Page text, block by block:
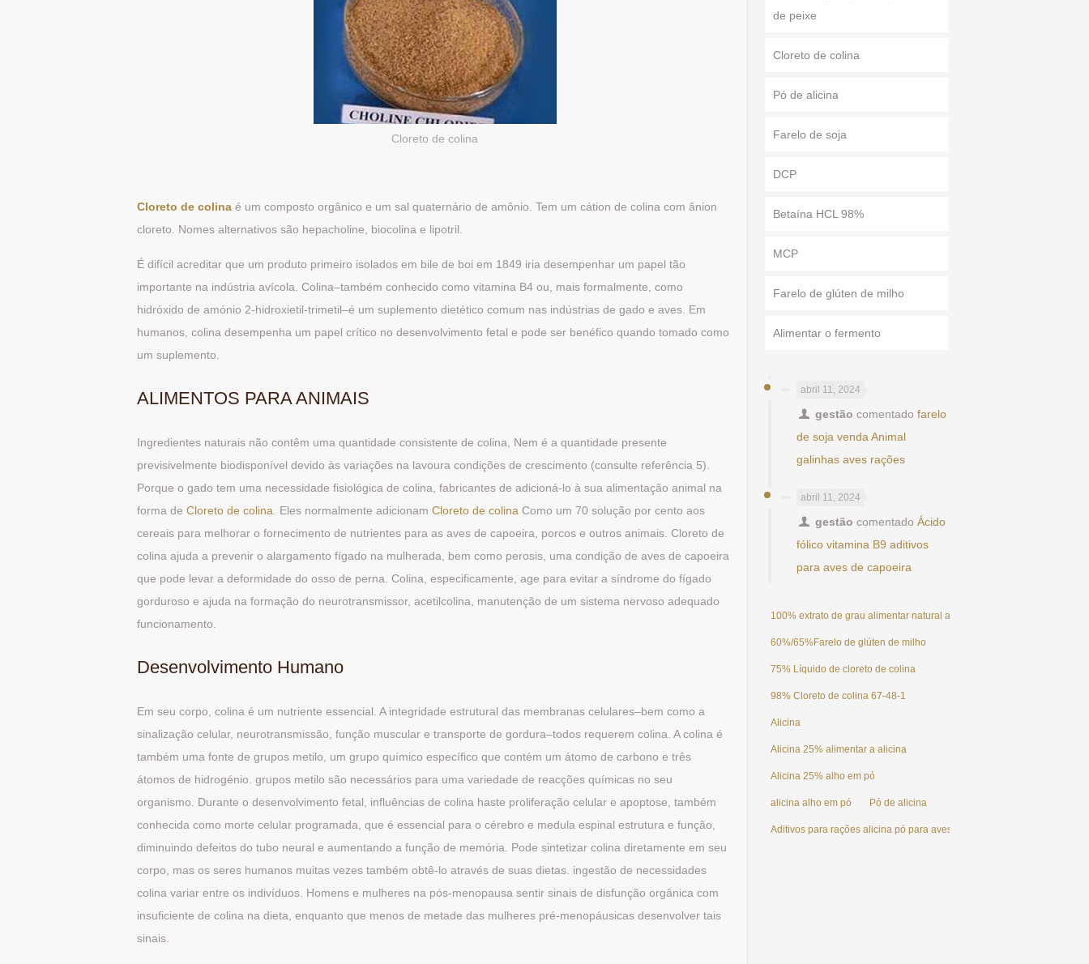
Cloreto de colina
Cloreto de colina é um composto orgânico e um sal quaternário de amônio. Tem um cátion de colina com ânion
cloreto. Nomes alternativos são hepacholine, biocolina e lipotril.
É difícil acreditar que um produto primeiro isolados em bile de boi em 1849 iria desempenhar um papel tão
importante na indústria avícola. Colina–também conhecido como vitamina B4 ou, mais formalmente, como
hidróxido de amónio 2-hidroxietil-trimetil–é um suplemento dietético comum nas indústrias de gado e aves. Em
humanos, colina desempenha um papel crítico no desenvolvimento fetal e pode ser benéfico quando tomado como
um suplemento.
ALIMENTOS PARA ANIMAIS
Ingredientes naturais não contêm uma quantidade consistente de colina, Nem é a quantidade presente
previsivelmente biodisponível devido às variações na lavoura condições de crescimento (consulte referência 5).
Porque o gado tem uma necessidade fisiológica de colina, fabricantes de adicioná-lo à sua alimentação animal na
forma deCloreto de colina . Eles normalmente adicionamCloreto de colina Como um 70 solução por cento aos
cereais para melhorar o fornecimento de nutrientes para as aves de capoeira, porcos e outros animais. Cloreto de
colina ajuda a prevenir o alargamento fígado na mulherada, bem como perosis, uma condição de aves de capoeira
que pode levar a deformidade do osso de perna. Colina, especificamente, age para evitar a síndrome do fígado
gorduroso e ajuda na formação do neurotransmissor, acetilcolina, manutenção de um sistema nervoso adequado
funcionamento.
Desenvolvimento Humano
Em seu corpo, colina é um nutriente essencial. A integridade estrutural das membranas celulares–bem como a
sinalização celular, neurotransmissão, função muscular e transporte de gordura–todos requerem colina. A colina é
também uma fonte de grupos metilo, um grupo químico específico que contém um átomo de carbono e três
átomos de hidrogénio. grupos metilo são necessários para uma variedade de reacções químicas no seu
organismo. Durante o desenvolvimento fetal, influências de colina haste proliferação celular e apoptose, também
conhecida como morte celular programada, que é essencial para o cérebro e medula espinal estrutura e função,
diminuindo defeitos do tubo neural e aumentando a função de memória. Pode sintetizar colina diretamente em seu
corpo, mas os seres humanos muitas vezes também obtê-lo através de suas dietas. ingestão de necessidades
colina variar entre os indivíduos. Homens e mulheres na pós-menopausa sentir sinais de disfunção orgânica com
insuficiente de colina na dieta, enquanto que menos de metade das mulheres pré-menopáusicas desenvolver tais
sinais.
de peixe
Cloreto de colina
Pó de alicina
Farelo de soja
DCP
Betaína HCL 98%
MCP
Farelo de glúten de milho
Alimentar o fermento
abril 11, 2024
gestão comentadofarelo
de soja venda Animal
galinhas aves rações
abril 11, 2024
gestão comentadoÁcido
fólico vitamina B9 aditivos
para aves de capoeira
100% extrato de grau alimentar natural alho alicina 25%
60%/65%Farelo de glúten de milho
75% Líquido de cloreto de colina
98% Cloreto de colina 67-48-1
Alicina
Alicina 25% alimentar a alicina
Alicina 25% alho em pó
alicina alho em pó Pó de alicina
Aditivos para rações alicina pó para aves de capoeira/peixe/frango